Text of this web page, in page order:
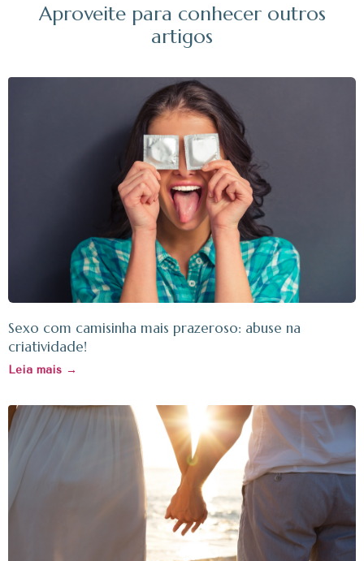
Aproveite para conhecer outros
artigos
Sexo com camisinha mais prazeroso: abuse na
criatividade!
Leia mais →